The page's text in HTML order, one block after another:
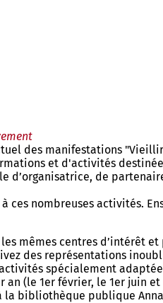
des manifestations
et d'activités
d’organisatrice, de
nombreuses activités.
mêmes centres d’intérêt
des représentations
spécialement
(le 1er février, le 1er juin
bibliothèque publique